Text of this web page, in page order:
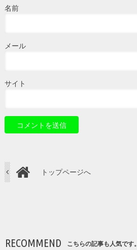
名前
メール
サイト
トップページへ
RECOMMEND こちらの記事も人気です。